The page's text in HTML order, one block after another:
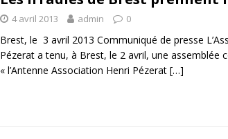
4 avril 2013 admin 0
Brest, le 3 avril 2013 Communiqué de presse
Pézerat a tenu, à Brest, le 2 avril, une assemblée
« l’Antenne Association Henri Pézerat […]